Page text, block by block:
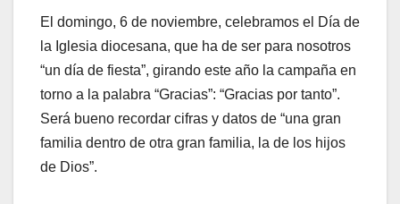
El domingo, 6 de noviembre, celebramos el Día de
la Iglesia diocesana, que ha de ser para nosotros
“un día de fiesta”, girando este año la campaña en
torno a la palabra “Gracias”: “Gracias por tanto”.
Será bueno recordar cifras y datos de “una gran
familia dentro de otra gran familia, la de los hijos
de Dios”.